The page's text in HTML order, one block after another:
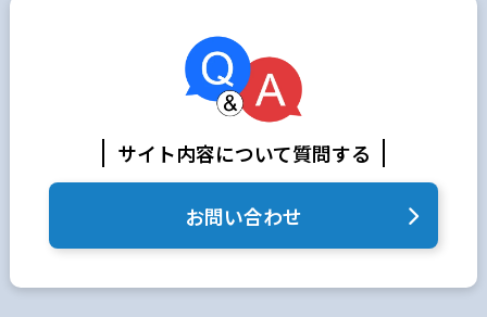
サイト内容について質問する
お問い合わせ